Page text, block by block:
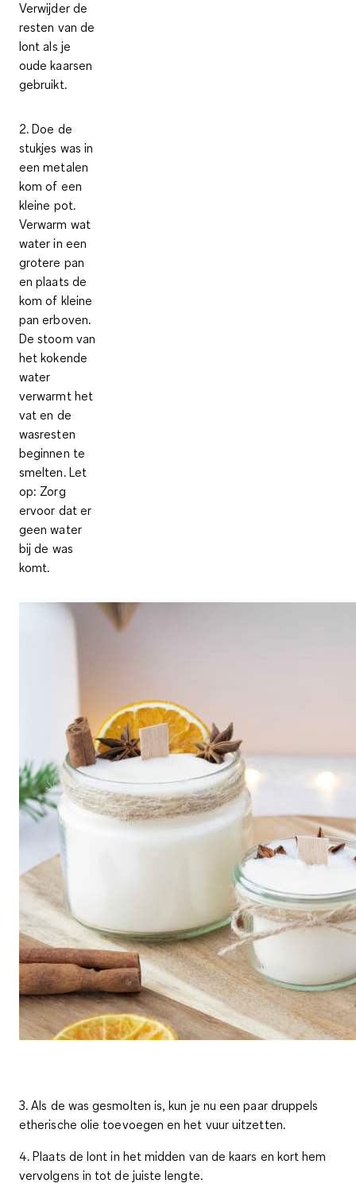
Verwijder de
resten van de
lont als je
oude kaarsen
gebruikt.
2. Doe de
stukjes was in
een metalen
kom of een
kleine pot.
Verwarm wat
water in een
grotere pan
en plaats de
kom of kleine
pan erboven.
De stoom van
het kokende
water
verwarmt het
vat en de
wasresten
beginnen te
smelten. Let
op: Zorg
ervoor dat er
geen water
bij de was
komt.
3. Als de was gesmolten is, kun je nu een paar druppels
etherische olie toevoegen en het vuur uitzetten.
4. Plaats de lont in het midden van de kaars en kort hem
vervolgens in tot de juiste lengte.